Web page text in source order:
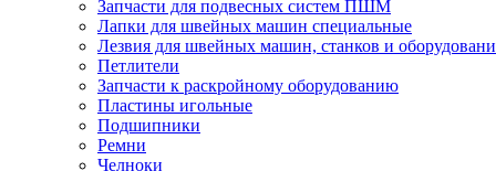
Запчасти для подвесных систем ПШМ
Лапки для швейных машин специальные
Лезвия для швейных машин, станков и
Петлители
Запчасти к раскройному оборудованию
Пластины игольные
Подшипники
Ремни
Челноки